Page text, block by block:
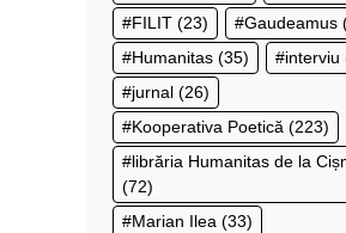
FILIT (23) Gaudeamus
Humanitas (35) interviu
jurnal (26)
Kooperativa Poetică (223)
librăria Humanitas de la
(72)
Marian Ilea (33)